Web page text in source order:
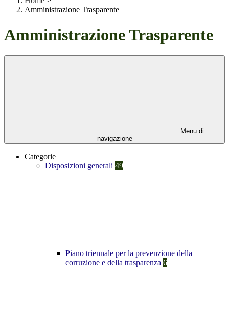
Amministrazione Trasparente
Amministrazione Trasparente
Menu di
navigazione
Categorie
Disposizioni generali 49
Piano triennale per la prevenzione della
corruzione e della trasparenza 6